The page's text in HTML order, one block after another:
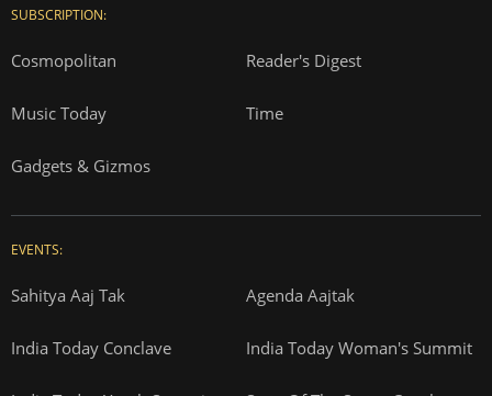
SUBSCRIPTION:
Cosmopolitan Reader's Digest
Music Today Time
Gadgets & Gizmos
EVENTS:
Sahitya Aaj Tak Agenda Aajtak
India Today Conclave India Today Woman's Summit